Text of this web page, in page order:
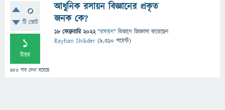
0
টি ভোট
1
উত্তর
453 বার দেখা হয়েছে
আধুনিক রসায়ন বিজ্ঞানের প্রকৃত
জনক কে?
18 ফেব্রুয়ারি 2022 "রসায়ন" বিভাগে জিজ্ঞাসাকরেছেন
Rayhan Shikder (9,310 পয়েন্ট)